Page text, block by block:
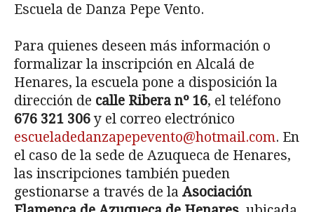
Escuela de Danza Pepe Vento.
Para quienes deseen más información o
formalizar la inscripción en Alcalá de
Henares, la escuela pone a disposición la
dirección de calle Ribera nº 16, el teléfono
676 321 306y el correo electrónico
escueladedanzapepevento@hotmail.com. En
el caso de la sede de Azuqueca de Henares,
las inscripciones también pueden
gestionarse a través de la Asociación